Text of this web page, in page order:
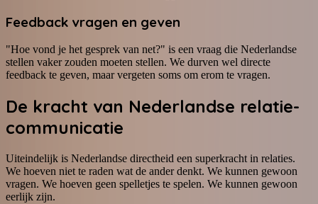
Feedback vragen en geven
"Hoe vond je het gesprek van net?" is een vraag die Nederlandse
stellen vaker zouden moeten stellen. We durven wel directe
feedback te geven, maar vergeten soms om erom te vragen.
De kracht van Nederlandse relatie-
communicatie
Uiteindelijk is Nederlandse directheid een superkracht in relaties.
We hoeven niet te raden wat de ander denkt. We kunnen gewoon
vragen. We hoeven geen spelletjes te spelen. We kunnen gewoon
eerlijk zijn.